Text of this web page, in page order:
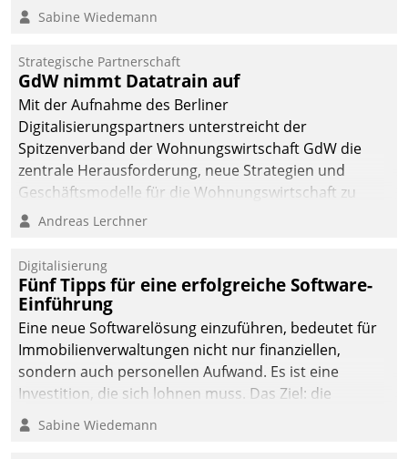
Kommunikationswege bei
Sabine Wiedemann
Strategische Partnerschaft
GdW nimmt Datatrain auf
Mit der Aufnahme des Berliner
Digitalisierungspartners unterstreicht der
Spitzenverband der Wohnungswirtschaft GdW die
zentrale Herausforderung, neue Strategien und
Geschäftsmodelle für die Wohnungswirtschaft zu
entwickeln.
Andreas Lerchner
Digitalisierung
Fünf Tipps für eine erfolgreiche Software-
Einführung
Eine neue Softwarelösung einzuführen, bedeutet für
Immobilienverwaltungen nicht nur finanziellen,
sondern auch personellen Aufwand. Es ist eine
Investition, die sich lohnen muss. Das Ziel: die
nachhaltige Optimierung der Geschäftsabläufe. Damit
dieses Ziel erreicht wird, sollten einige Grundregeln
Sabine Wiedemann